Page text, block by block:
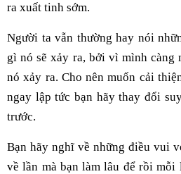
ra xuất tinh sớm.
Người ta vẫn thường hay nói
gì nó sẽ xảy ra, bởi vì mình càng
nó xảy ra. Cho nên muốn cải
ngay lập tức bạn hãy thay đổi
trước.
Bạn hãy nghĩ về những điều vui
về lần mà bạn làm lâu để rồi mỗi